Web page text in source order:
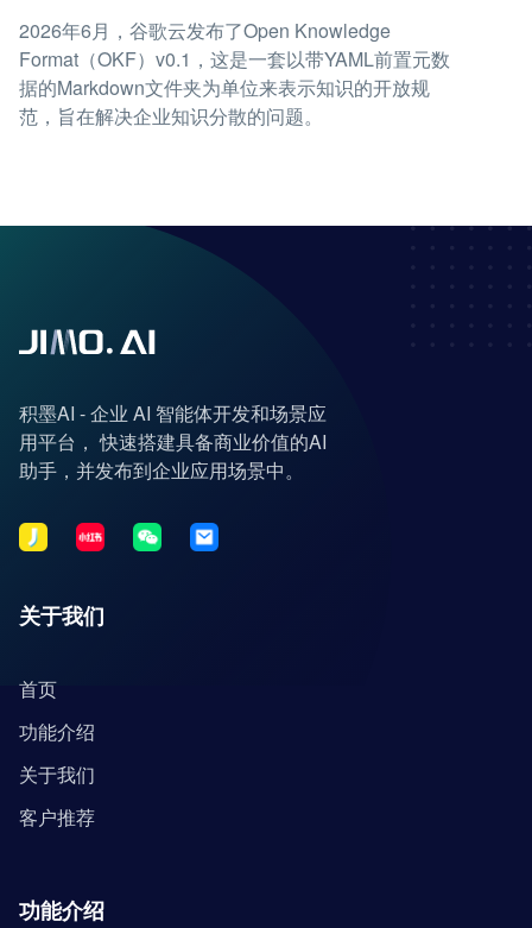
2026年6月，谷歌云发布了Open Knowledge
Format（OKF）v0.1，这是一套以带YAML前置元数
据的Markdown文件夹为单位来表示知识的开放规
范，旨在解决企业知识分散的问题。
积墨AI - 企业 AI 智能体开发和场景应
用平台， 快速搭建具备商业价值的AI
助手，并发布到企业应用场景中。
关于我们
首页
功能介绍
关于我们
客户推荐
功能介绍